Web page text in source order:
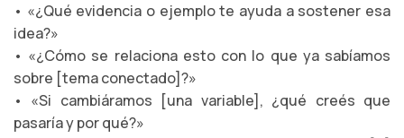
• «¿Qué evidencia o ejemplo te ayuda a sostener esa
idea?»
• «¿Cómo se relaciona esto con lo que ya sabíamos
sobre [tema conectado]?»
• «Si cambiáramos [una variable], ¿qué creés que
pasaría y por qué?»